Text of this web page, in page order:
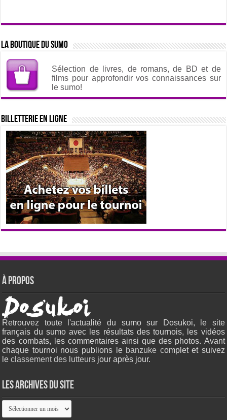
La boutique du sumo
Sélection de livres, de romans, de BD et de
films pour approfondir vos connaissances sur
le sumo!
Billetterie en ligne
À propos
Retrouvez toute l'actualité du sumo sur Dosukoi, le site
français du sumo avec les résultats des tournois, les vidéos
des combats, les commentaires ainsi que des photos. Avant
chaque tournoi nous publions le banzuke complet et suivez
leclassement des lutteurs jour après jour.
Les archives du site
Les
archives